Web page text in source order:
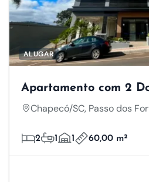
ALUGAR
Apartamento com 2
Chapecó/SC, Passo dos
2 1 1 60,00 m²